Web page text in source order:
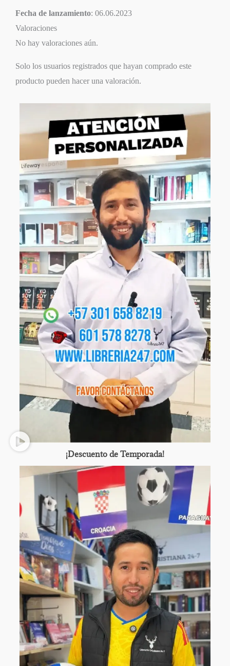
Fecha de lanzamiento: 06.06.2023
Valoraciones
No hay valoraciones aún.
Solo los usuarios registrados que hayan comprado este
producto pueden hacer una valoración.
¡Descuento de Temporada!